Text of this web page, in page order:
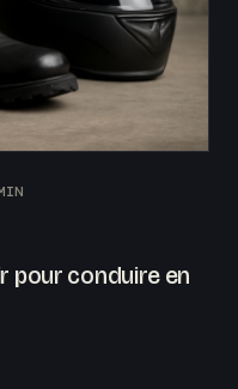
pour conduire en